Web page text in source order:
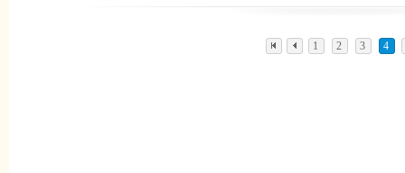
1 2 3 4